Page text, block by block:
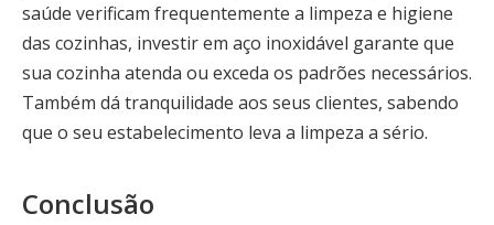
saúde verificam frequentemente a limpeza e higiene
das cozinhas, investir em aço inoxidável garante que
sua cozinha atenda ou exceda os padrões necessários.
Também dá tranquilidade aos seus clientes, sabendo
que o seu estabelecimento leva a limpeza a sério.
Conclusão